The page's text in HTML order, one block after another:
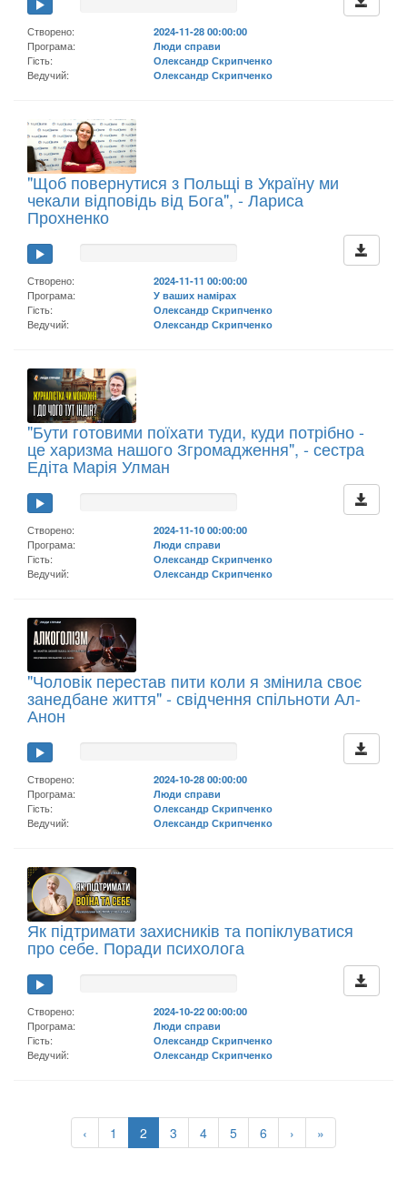
Створено:
2024-11-28 00:00:00
Програма:
Люди справи
Гість:
Олександр Скрипченко
Ведучий:
Олександр Скрипченко
"Щоб повернутися з Польщі в Україну ми
чекали відповідь від Бога", - Лариса
Прохненко
Створено:
2024-11-11 00:00:00
Програма:
У ваших намірах
Гість:
Олександр Скрипченко
Ведучий:
Олександр Скрипченко
"Бути готовими поїхати туди, куди потрібно -
це харизма нашого Згромадження", - сестра
Едіта Марія Улман
Створено:
2024-11-10 00:00:00
Програма:
Люди справи
Гість:
Олександр Скрипченко
Ведучий:
Олександр Скрипченко
"Чоловік перестав пити коли я змінила своє
занедбане життя" - свідчення спільноти Ал-
Анон
Створено:
2024-10-28 00:00:00
Програма:
Люди справи
Гість:
Олександр Скрипченко
Ведучий:
Олександр Скрипченко
Як підтримати захисників та попіклуватися
про себе. Поради психолога
Створено:
2024-10-22 00:00:00
Програма:
Люди справи
Гість:
Олександр Скрипченко
Ведучий:
Олександр Скрипченко
‹ 1 2 3 4 5 6 › »